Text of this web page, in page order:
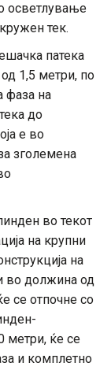
осветлување
тек.
патека
1,5 метри, по
фаза на
до
е во
зголемена
во текот
на крупни
на
во должина од
се отпочне со
метри, ќе се
и комплетно